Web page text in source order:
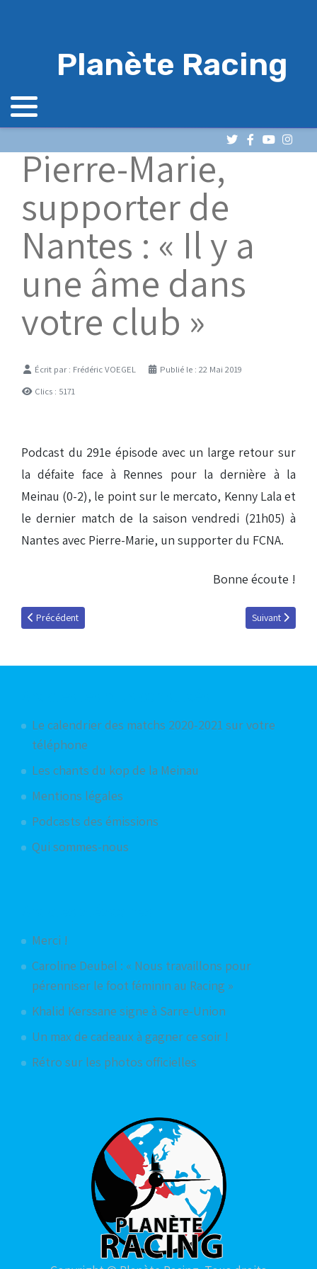
Planète Racing
Pierre-Marie,
supporter de
Nantes : « Il y a
une âme dans
votre club »
DétailsÉcrit par : Frédéric VOEGEL
Publié le : 22 Mai 2019
Clics : 5171
Podcast du 291e épisode avec un large retour sur
la défaite face à Rennes pour la dernière à la
Meinau (0-2), le point sur le mercato, Kenny Lala et
le dernier match de la saison vendredi (21h05) à
Nantes avec Pierre-Marie, un supporter du FCNA.
Bonne écoute !
Article précédent : Kevin Sommer : « Les joueurs se sont battus pour le
Précédent Article suivant :
Suivant
Le calendrier des matchs 2020-2021 sur votre
téléphone
Les chants du kop de la Meinau
Mentions légales
Podcasts des émissions
Qui sommes-nous
Merci !
Caroline Deubel : « Nous travaillons pour
pérenniser le foot féminin au Racing »
Khalid Kerssane signe à Sarre-Union
Un max de cadeaux à gagner ce soir !
Rétro sur les photos officielles